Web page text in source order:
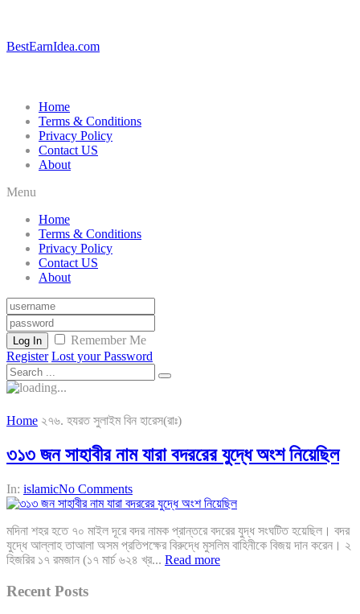
BestEarnIdea.com
Home
Terms & Conditions
Privacy Policy
Contact US
About
Menu
Home
Terms & Conditions
Privacy Policy
Contact US
About
Log In
Remember Me
Register Lost your Password
Home ২৭৬. হযরত সুলাইম বিন হারেস(রাঃ)
৩১৩ জন সাহাবীর নাম যারা বদররের যুদ্ধে অংশ নিয়েছিল
In: islamicNo Comments
মদিনা শহর হতে ৭০ মাইল দূরে বদর নামক প্রান্তরে বদরের যুদ্ধ সংঘটিত হয়েছিল। বদর
যুদ্ধে আল্লাহ তাআলা অসম প্রতিপক্ষের বিরুদ্ধে মুসলিম বাহিনীকে বিজয় দান করেন। ২
হিজরির ১৭ রমজান (১৭ মার্চ ৬২৪ খ্র... Read more
Recent Posts